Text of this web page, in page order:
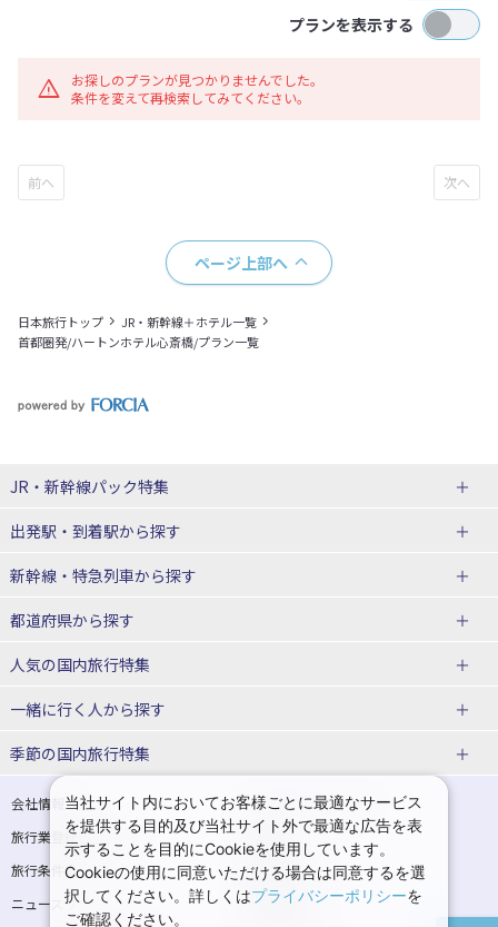
プランを表示する
お探しのプランが見つかりませんでした。
条件を変えて再検索してみてください。
ページ上部へ
日本旅行トップ
JR・新幹線＋ホテル一覧
首都圏発/ハートンホテル心斎橋/プラン一覧
JR・新幹線パック特集
JR・新幹線＋ホテルパック
出張パック
出発駅・到着駅から探す
秋田⇔東京 新幹線パック
仙台→東京 新幹線パック
富山⇔東京 新幹線パック
東京→仙台 新幹線パック
東京→金沢 新幹線パック
東京⇔軽井沢 新幹線パック 東京→長野 新幹線パック
東京→名古屋 新幹線パック 東京→京都 新幹線パック
東京→大阪（新大阪） 新幹線パッ
ク
東京→神戸（新神戸） 新幹線パッ
ク
新幹線・特急列車から探す
北海道新幹線 旅行
山形新幹線 旅行
東海道新幹線 旅行
上越新幹線 旅行
九州新幹線 旅行 西九州新幹線 旅行
特急サンダーバード 旅行
都道府県から探す
北海道旅行・ツアー
東北
青森旅行・ツアー 岩手旅行・ツアー
宮城旅行・ツアー 秋田旅行・ツアー
山形旅行・ツアー 福島旅行・ツアー
人気の国内旅行特集
東京ディズニーリゾート®への旅
ユニバーサル・スタジオ・ジャパ
温泉旅行 日帰り旅行
一緒に行く人から探す
一人旅 国内版
カップル・夫婦旅行 国内版 女子旅 国内版
卒業旅行・学生旅行 国内版
季節の国内旅行特集
桜・お花見特集
ゴールデンウィーク（GW）の国内
旅行
夏休み・お盆の国内旅行 7月の国内旅行
8月の国内旅行 9月の国内旅行
会社情報
プライバシーポリシー
旅行業登録票・約款
規約集
旅行条件書
商標について
ニュースリリース
採用情報
当社サイト内においてお客様ごとに最適なサービス
を提供する目的及び当社サイト外で最適な広告を表
示することを目的にCookieを使用しています。
Cookieの使用に同意いただける場合は同意するを選
択してください。詳しくはプライバシーポリシーを
ご確認ください。